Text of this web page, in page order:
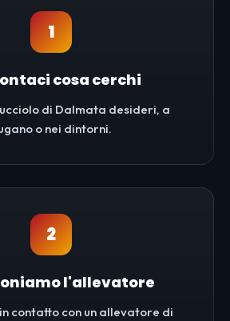
1
cosa cerchi
di Dalmata desideri, a
o nei dintorni.
2
l'allevatore
contatto con un allevatore di